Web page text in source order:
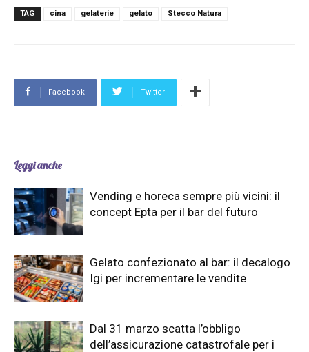
TAG cina gelaterie gelato Stecco Natura
Facebook Twitter
Leggi anche
Vending e horeca sempre più vicini: il
concept Epta per il bar del futuro
Gelato confezionato al bar: il decalogo
Igi per incrementare le vendite
Dal 31 marzo scatta l’obbligo
dell’assicurazione catastrofale per i